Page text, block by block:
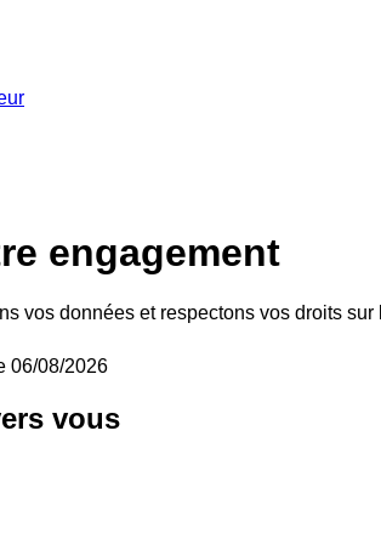
engagement
vos données et respectons vos droits sur
06/08/2026
vous